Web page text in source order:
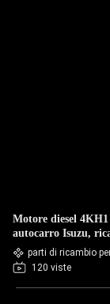
Motore diesel
autocarro Isuzu,
parti di ricambio
120 viste